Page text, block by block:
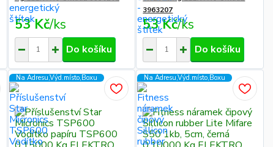
53 Kč/ks
Do košíku
3963207
53 Kč/ks
Do košíku
Na Adresu,Výd.místo,Boxu Na Adresu,Výd.místo,Boxu